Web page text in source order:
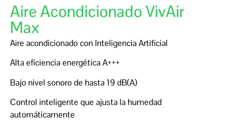
Aire Acondicionado VivAir
Max
Aire acondicionado con Inteligencia Artificial
Alta eficiencia energética A+++
Bajo nivel sonoro de hasta 19 dB(A)
Control inteligente que ajusta la humedad
automáticamente